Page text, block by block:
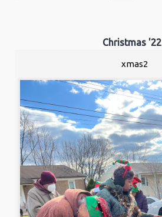
Christmas '22
xmas2